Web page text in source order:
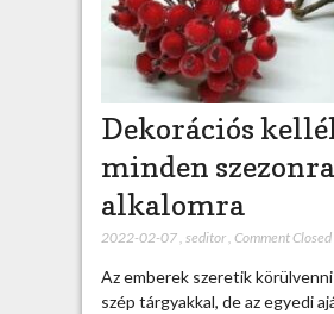
Dekorációs
minden
alkalomra
2022-02-07, seditor, Comment Closed
Az emberek szeretik
szép tárgyakkal, de az egyedi